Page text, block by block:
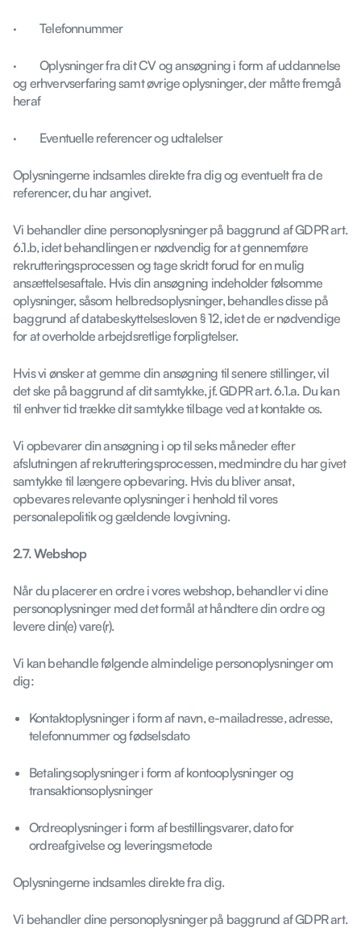
· Telefonnummer
· Oplysninger fra dit CV og ansøgning i form af uddannelse
og erhvervserfaring samt øvrige oplysninger, der måtte fremgå
heraf
· Eventuelle referencer og udtalelser
Oplysningerne indsamles direkte fra dig og eventuelt fra de
referencer, du har angivet.
Vi behandler dine personoplysninger på baggrund af GDPR art.
6.1.b, idet behandlingen er nødvendig for at gennemføre
rekrutteringsprocessen og tage skridt forud for en mulig
ansættelsesaftale. Hvis din ansøgning indeholder følsomme
oplysninger, såsom helbredsoplysninger, behandles disse på
baggrund af databeskyttelsesloven § 12, idet de er nødvendige
for at overholde arbejdsretlige forpligtelser.
Hvis vi ønsker at gemme din ansøgning til senere stillinger, vil
det ske på baggrund af dit samtykke, jf. GDPR art. 6.1.a. Du kan
til enhver tid trække dit samtykke tilbage ved at kontakte os.
Vi opbevarer din ansøgning i op til seks måneder efter
afslutningen af rekrutteringsprocessen, medmindre du har givet
samtykke til længere opbevaring. Hvis du bliver ansat,
opbevares relevante oplysninger i henhold til vores
personalepolitik og gældende lovgivning.
2.7. Webshop
Når du placerer en ordre i vores webshop, behandler vi dine
personoplysninger med det formål at håndtere din ordre og
levere din(e) vare(r).
Vi kan behandle følgende almindelige personoplysninger om
dig:
Kontaktoplysninger i form af navn, e-mailadresse, adresse,
telefonnummer og fødselsdato
Betalingsoplysninger i form af kontooplysninger og
transaktionsoplysninger
Ordreoplysninger i form af bestillingsvarer, dato for
ordreafgivelse og leveringsmetode
Oplysningerne indsamles direkte fra dig.
Vi behandler dine personoplysninger på baggrund af GDPR art.